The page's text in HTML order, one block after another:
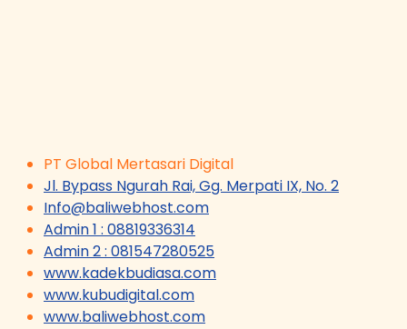
PT Global Mertasari Digital
Jl. Bypass Ngurah Rai, Gg. Merpati IX, No. 2
Info@baliwebhost.com
Admin 1 : 08819336314
Admin 2 : 081547280525
www.kadekbudiasa.com
www.kubudigital.com
www.baliwebhost.com